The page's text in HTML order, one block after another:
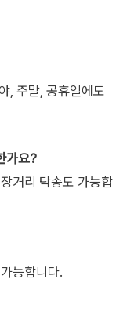
, 주말, 공휴일에도
가요?
거리 탁송도 가능합
능합니다.